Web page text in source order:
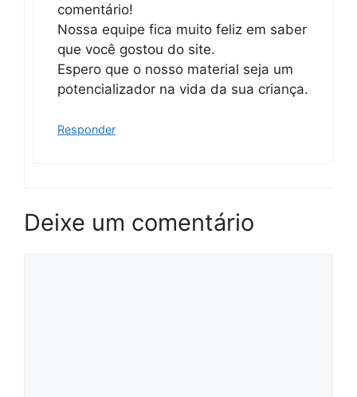
comentário!
Nossa equipe fica muito feliz em saber
que você gostou do site.
Espero que o nosso material seja um
potencializador na vida da sua criança.
Responder
Deixe um comentário